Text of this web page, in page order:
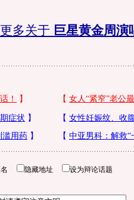
更多关于 巨星黄金周演
名 隐藏地址 设为辩论话题